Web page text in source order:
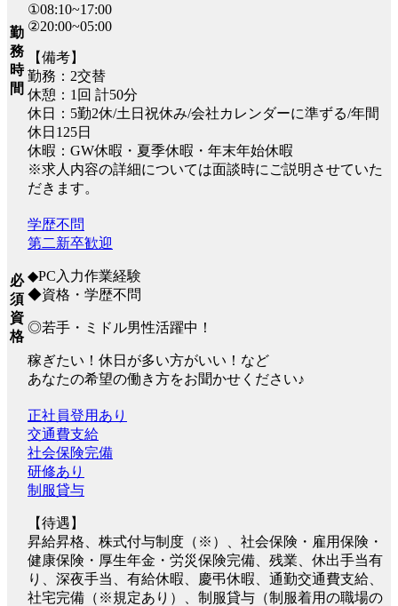
勤
務
時
間
①08:10~17:00
②20:00~05:00
【備考】
勤務：2交替
休憩：1回 計50分
休日：5勤2休/土日祝休み/会社カレンダーに準ずる/年間
休日125日
休暇：GW休暇・夏季休暇・年末年始休暇
※求人内容の詳細については面談時にご説明させていた
だきます。
必
須
資
格
学歴不問
第二新卒歓迎
◆PC入力作業経験
◆資格・学歴不問
◎若手・ミドル男性活躍中！
稼ぎたい！休日が多い方がいい！など
あなたの希望の働き方をお聞かせください♪
正社員登用あり
交通費支給
社会保険完備
研修あり
制服貸与
【待遇】
昇給昇格、株式付与制度（※）、社会保険・雇用保険・
健康保険・厚生年金・労災保険完備、残業、休出手当有
り、深夜手当、有給休暇、慶弔休暇、通勤交通費支給、
社宅完備（※規定あり）、制服貸与（制服着用の職場の